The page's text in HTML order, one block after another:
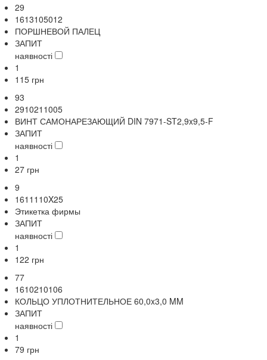
29
1613105012
ПОРШНЕВОЙ ПАЛЕЦ
ЗАПИТ
наявності
1
115 грн
93
2910211005
ВИНТ САМОНАРЕЗАЮЩИЙ DIN 7971-ST2,9x9,5-F
ЗАПИТ
наявності
1
27 грн
9
1611110X25
Этикетка фирмы
ЗАПИТ
наявності
1
122 грн
77
1610210106
КОЛЬЦО УПЛОТНИТЕЛЬНОЕ 60,0x3,0 MM
ЗАПИТ
наявності
1
79 грн